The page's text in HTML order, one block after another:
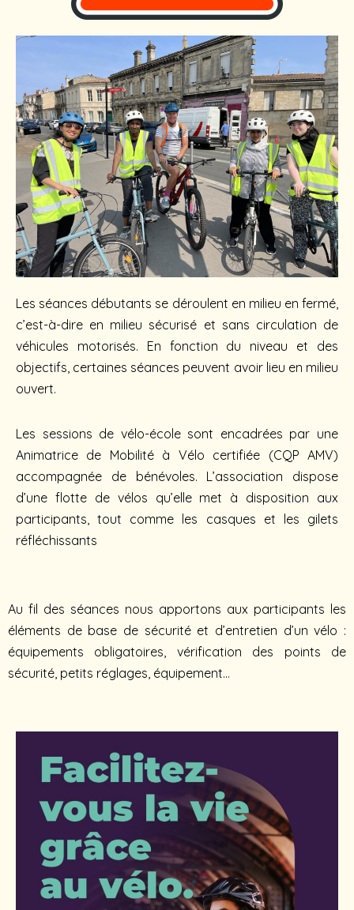
Les séances débutants se déroulent en milieu en fermé,
c’est-à-dire en milieu sécurisé et sans circulation de
véhicules motorisés. En fonction du niveau et des
objectifs, certaines séances peuvent avoir lieu en milieu
ouvert.
Les sessions de vélo-école sont encadrées par une
Animatrice de Mobilité à Vélo certifiée (CQP AMV)
accompagnée de bénévoles. L’association dispose
d’une flotte de vélos qu’elle met à disposition aux
participants, tout comme les casques et les gilets
réfléchissants
Au fil des séances nous apportons aux participants les
éléments de base de sécurité et d’entretien d’un vélo :
équipements obligatoires, vérification des points de
sécurité, petits réglages, équipement…